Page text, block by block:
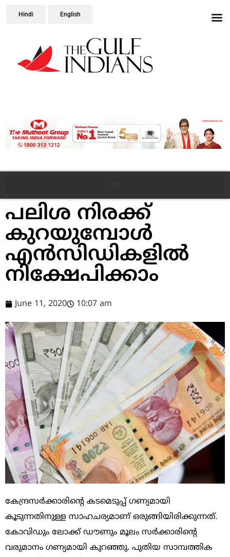
Hindi English
പലിശ നിരക്ക്‌
കുറയുമ്പോള്‍
എന്‍സിഡികളില്‍
നിക്ഷേപിക്കാം
June 11, 2020 10:07 am
കേന്ദ്രസര്‍ക്കാരിന്റെ കടമെടുപ്പ്‌ ഗണ്യമായി
കൂടുന്നതിനുള്ള സാഹചര്യമാണ്‌ ഒരുങ്ങിയിരിക്കുന്നത്‌.
കോവിഡും ലോക്ക്‌ ഡൗണും മൂലം സര്‍ക്കാരിന്റെ
വരുമാനം ഗണ്യമായി കുറഞ്ഞു. പുതിയ സാമ്പത്തിക